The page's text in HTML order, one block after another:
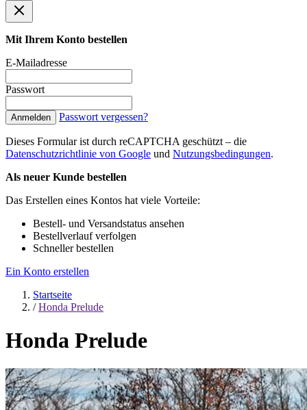
Mit Ihrem Konto bestellen
E-Mailadresse
Passwort
Anmelden Passwort vergessen?
Dieses Formular ist durch reCAPTCHA geschützt – die
Datenschutzrichtlinie von Google und Nutzungsbedingungen.
Als neuer Kunde bestellen
Das Erstellen eines Kontos hat viele Vorteile:
Bestell- und Versandstatus ansehen
Bestellverlauf verfolgen
Schneller bestellen
Ein Konto erstellen
Startseite
/ Honda Prelude
Honda Prelude